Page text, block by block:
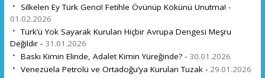
Silkelen Ey Türk Genci! Fetihle Övünüp Kökünü Unutma! -
01.02.2026
Türk’ü Yok Sayarak Kurulan Hiçbir Avrupa Dengesi Meşru
Değildir - 31.01.2026
Baskı Kimin Elinde, Adalet Kimin Yüreğinde? - 30.01.2026
Venezüela Petrolü ve Ortadoğu’ya Kurulan Tuzak - 29.01.2026